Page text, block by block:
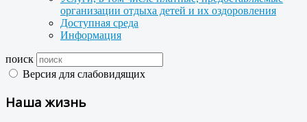
организации отдыха детей и их оздоровления
Доступная среда
Информация
поиск
Версия для слабовидящих
Наша жизнь